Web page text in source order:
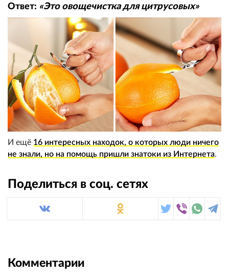
Ответ: «Это овощечистка для цитрусовых»
И ещё 16 интересных находок, о которых люди ничего
не знали, но на помощь пришли знатоки из Интернета.
Поделиться в соц. сетях
Комментарии